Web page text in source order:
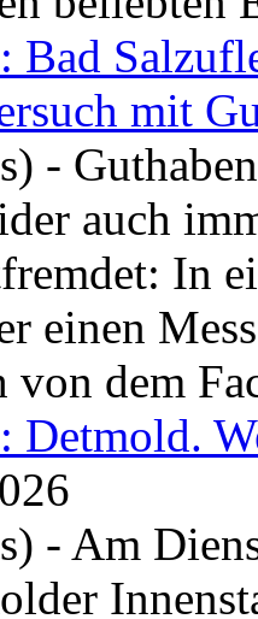
Bad
mit
-
auch
In
einen
von dem
Detmold.
- Am